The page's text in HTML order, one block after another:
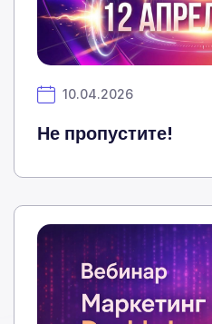
10.04.2026
Не пропустите!